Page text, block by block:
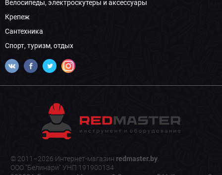
Велосипеды, электроскутеры и аксессуары
Крепеж
Сантехника
Спорт, туризм, отдых
© 2011–2026 Интернет-магазин redmaster.by.
ООО "Белинари" УНП 191900134